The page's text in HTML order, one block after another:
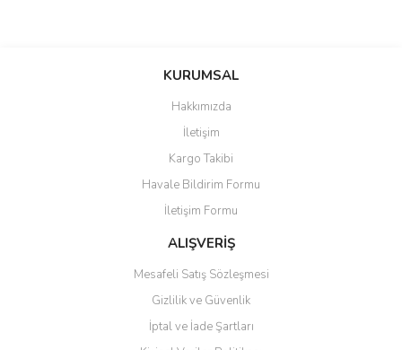
Bu ürüne ilk yorumu siz yapın!
Yorum Yaz
Ürün resmi kalitesiz, bozuk veya görüntülenemiyor.
Ürün açıklamasında eksik bilgiler bulunuyor.
Ürün bilgilerinde hatalar bulunuyor.
Ürün fiyatı diğer sitelerden daha pahalı.
Bu ürüne benzer farklı alternatifler olmalı.
KURUMSAL
Hakkımızda
İletişim
Kargo Takibi
Havale Bildirim Formu
İletişim Formu
ALIŞVERİŞ
Mesafeli Satış Sözleşmesi
Gizlilik ve Güvenlik
İptal ve İade Şartları